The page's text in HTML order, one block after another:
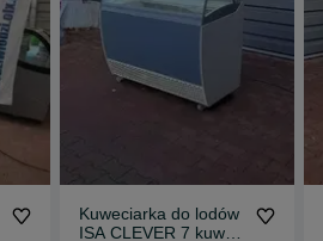
Kuweciarka do lodów
ISA CLEVER 7 kuwet